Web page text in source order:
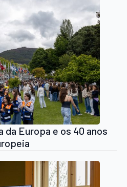
da Europa e os 40 anos